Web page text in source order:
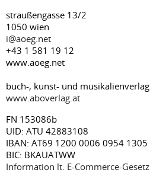
straußengasse 13/2
1050 wien
i@aoeg.net
+43 1 581 19 12
www.aoeg.net
buch-, kunst- und musikalienverlag
www.aboverlag.at
FN 153086b
UID: ATU 42883108
IBAN: AT69 1200 0006 0954 1305
BIC: BKAUATWW
Information lt. E-Commerce-Gesetz